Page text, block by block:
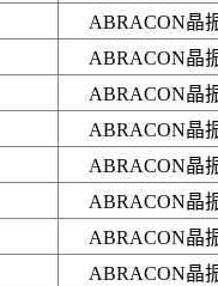
ABRACON晶
ABRACON晶
ABRACON晶
ABRACON晶
ABRACON晶
ABRACON晶
ABRACON晶
ABRACON晶